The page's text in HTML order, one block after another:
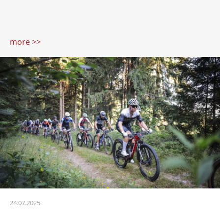
more >>
24.07.2025